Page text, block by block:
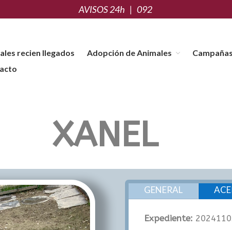
AVISOS 24h | 092
recien llegados Adopción de Animales Campañas
XANEL
GENERAL
Expediente: